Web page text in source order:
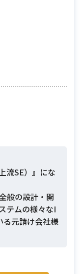
流SE）』にな
般の設計・開
テムの様々なI
る元請け会社様